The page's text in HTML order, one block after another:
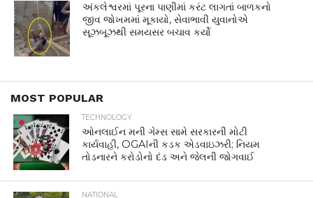
અંકલેશ્વરમાં પૂરના પાણીમાં કરંટ લાગતાં બાળકનો
જીવ જોખમમાં મૂકાયો, સેવાભાવી યુવાનોએ
સૂઝબૂઝથી સમયસર બચાવ કર્યો
MOST POPULAR
TECHNOLOGY
ઓનલાઈન મની ગેમ્સ સામે સરકારની મોટી
કાર્યવાહી, OGAIની કડક એડવાઇઝરી; નિયમ
તોડનારને કરોડોનો દંડ અને જેલની જોગવાઈ
NATIONAL